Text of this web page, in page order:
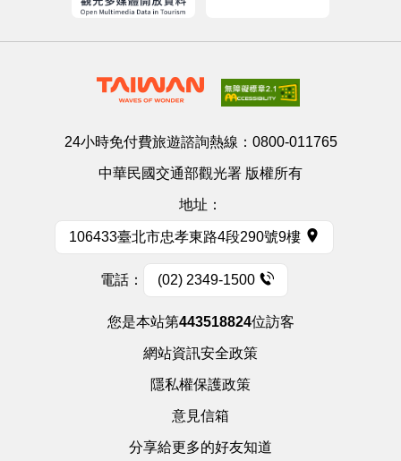
24小時免付費旅遊諮詢熱線： 0800-011765
中華民國交通部觀光署 版權所有
地址：
106433臺北市忠孝東路4段290號9樓
電話： (02) 2349-1500
您是本站第443518824位訪客
網站資訊安全政策
隱私權保護政策
意見信箱
分享給更多的好友知道